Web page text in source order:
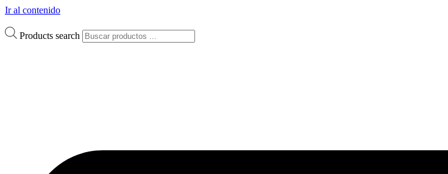
Ir al contenido
Products search